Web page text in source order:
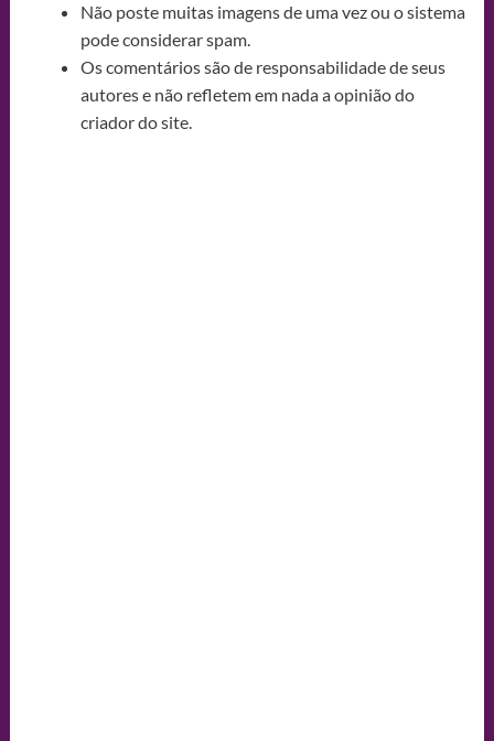
Não poste muitas imagens de uma vez ou o sistema
pode considerar spam.
Os comentários são de responsabilidade de seus
autores e não refletem em nada a opinião do
criador do site.